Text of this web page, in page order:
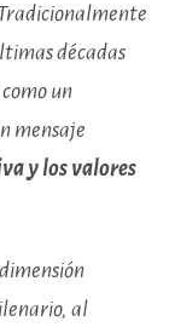
décadas
un
mensaje
y los valores
al